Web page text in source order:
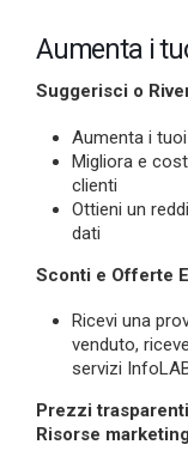
Aumenta i
Suggerisci o
Aumenta i
Migliora e
clienti
Ottieni un
dati
Sconti e Offerte
Ricevi una
venduto,
servizi
Prezzi trasparenti
Risorse